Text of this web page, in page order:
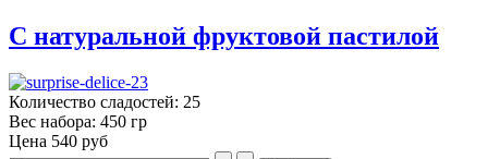
С натуральной фруктовой пастилой
Количество сладостей: 25
Вес набора: 450 гр
Цена 540 руб